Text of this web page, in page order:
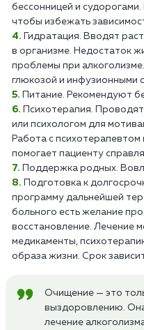
бессонницей и
чтобы избежать
Гидратация. Вводят
в организме. Недостаток
проблемы при
глюкозой и инфузионными
Питание. Рекомендуют
Психотерапия.
или психологом для
Работа с
помогает пациенту
Поддержка родных.
Подготовка к
программу дальнейшей
больного есть желание
восстановление. Лечение
медикаменты,
образа жизни. Срок
Очищение — это
выздоровлению.
лечение